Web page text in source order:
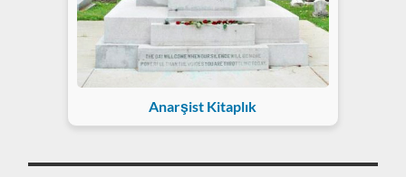
Anarşist Kitaplık